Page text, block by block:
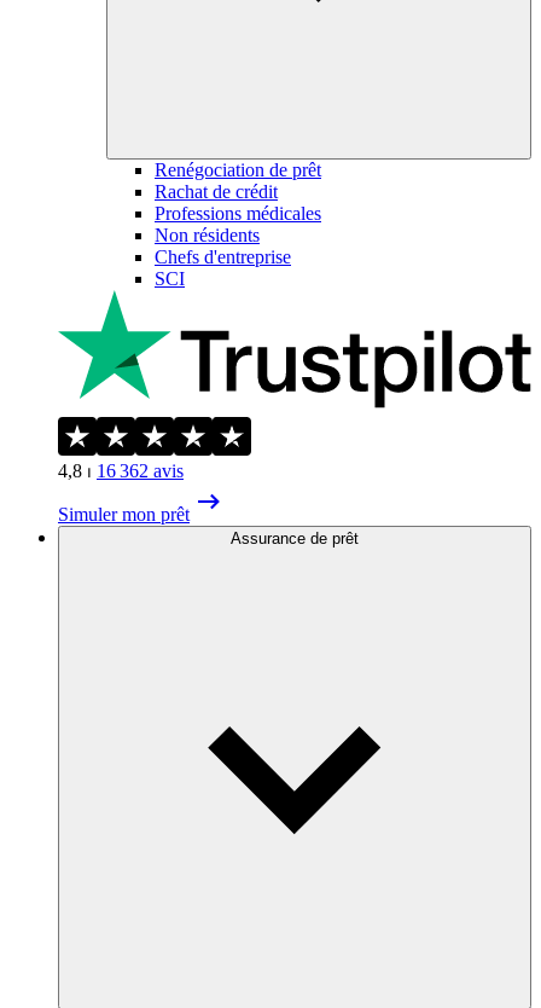
Renégociation de prêt
Rachat de crédit
Professions médicales
Non résidents
Chefs d'entreprise
SCI
4,8 ⏐ 16 362 avis
Simuler mon prêt
Assurance de prêt